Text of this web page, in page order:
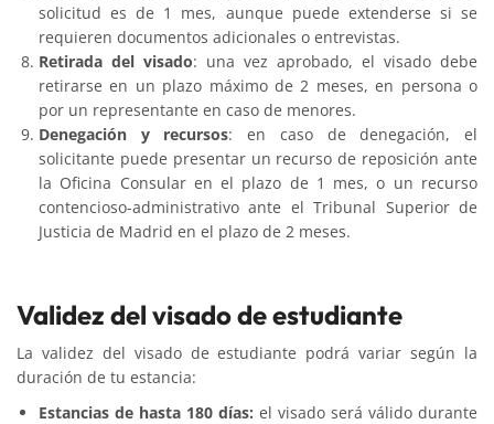
solicitud es de 1 mes, aunque puede extenderse si se
requieren documentos adicionales o entrevistas.
Retirada del visado: una vez aprobado, el visado debe
retirarse en un plazo máximo de 2 meses, en persona o
por un representante en caso de menores.
Denegación y recursos: en caso de denegación, el
solicitante puede presentar un recurso de reposición ante
la Oficina Consular en el plazo de 1 mes, o un recurso
contencioso-administrativo ante el Tribunal Superior de
Justicia de Madrid en el plazo de 2 meses.
Validez del visado de estudiante
La validez del visado de estudiante podrá variar según la
duración de tu estancia:
Estancias de hasta 180 días: el visado será válido durante